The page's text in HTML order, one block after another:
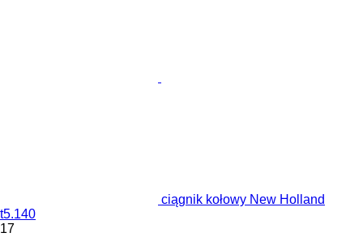
ciągnik kołowy New Holland
t5.140
17